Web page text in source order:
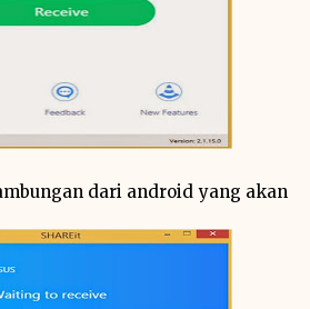
dari android yang akan